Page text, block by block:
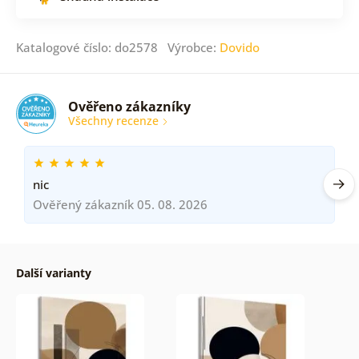
Katalogové číslo: do2578 Výrobce: Dovido
Ověřeno zákazníky
Všechny recenze
nic
Ověřený zákazník 05. 08. 2026
Další varianty